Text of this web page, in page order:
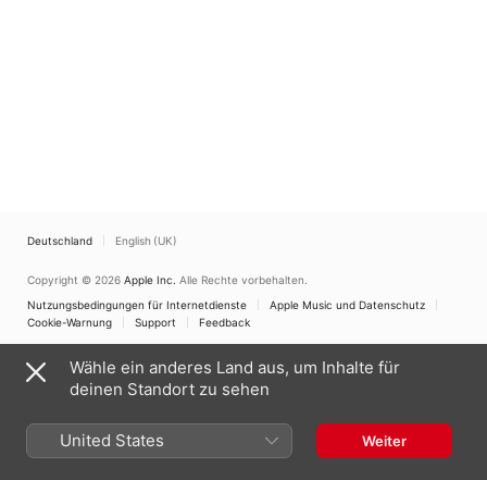
Deutschland English (UK)
Copyright © 2026 Apple Inc. Alle Rechte vorbehalten.
Nutzungsbedingungen für Internetdienste
Apple Music und Datenschutz
Cookie-Warnung
Support Feedback
Wähle ein anderes Land aus, um Inhalte für
deinen Standort zu sehen
United States Weiter